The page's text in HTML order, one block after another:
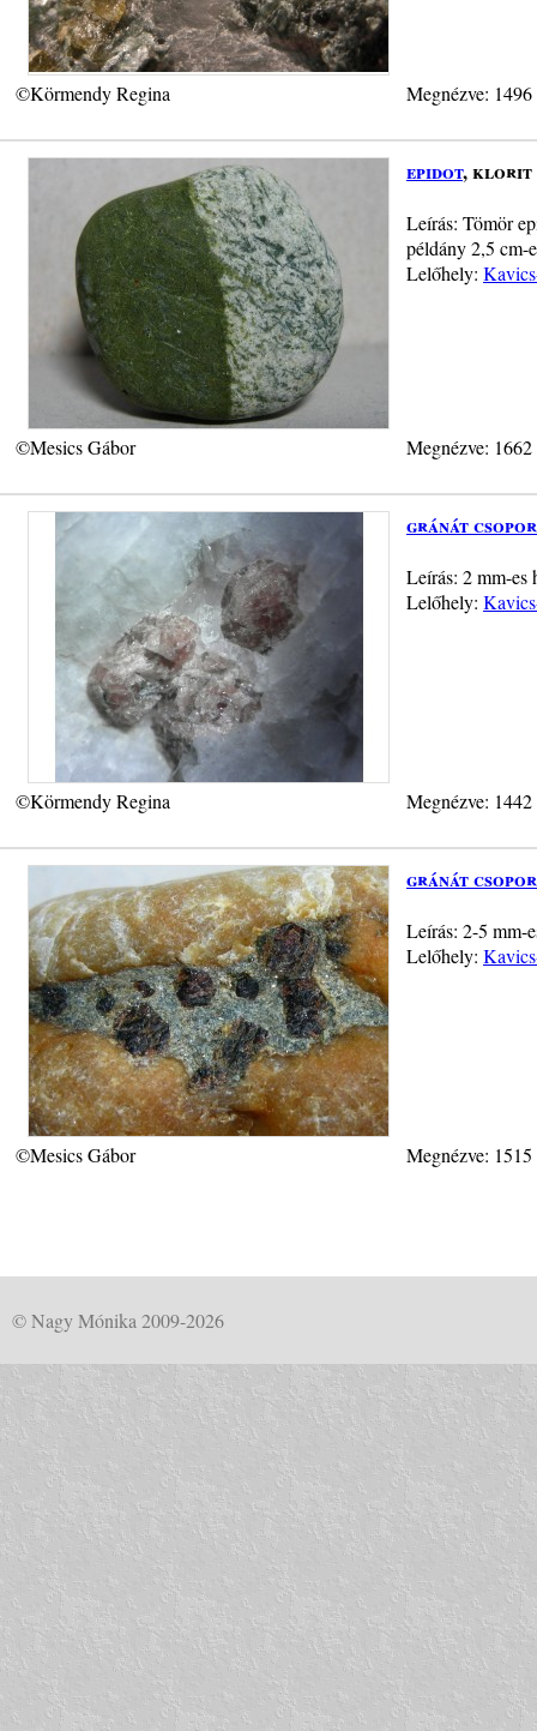
©Körmendy Regina Megnézve:
epidot, klorit
Leírás: Tömör
példány 2,5 cm-
Lelőhely:
©Mesics Gábor Megnézve:
gránát
Leírás: 2 mm-es
Lelőhely:
©Körmendy Regina Megnézve:
gránát
Leírás: 2-5 mm-
Lelőhely:
©Mesics Gábor Megnézve:
© Nagy Mónika 2009-2026